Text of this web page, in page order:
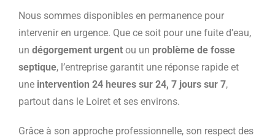
Nous sommes disponibles en permanence pour
intervenir en urgence. Que ce soit pour une fuite d’eau,
un dégorgement urgent ou un problème de fosse
septique, l’entreprise garantit une réponse rapide et
une intervention 24 heures sur 24, 7 jours sur 7,
partout dans le Loiret et ses environs.
Grâce à son approche professionnelle, son respect des